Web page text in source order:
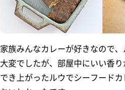
家族みんなカレーが好きなので
大変でしたが、部屋中にいい香
でき上がったルウでシーフード